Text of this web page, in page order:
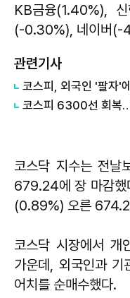
KB금융(1.40%),
(-0.30%), 네이버(-
관련기사
코스피, 외국인 '팔자'
코스피 6300선 회복
코스닥 지수는 전
679.24에 장 마감했
(0.89%) 오른
코스닥 시장에서 개
가운데, 외국인과
어치를 순매수했다.